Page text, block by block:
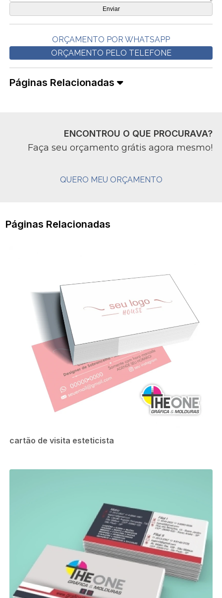
ORÇAMENTO POR WHATSAPP
ORÇAMENTO PELO TELEFONE
Páginas Relacionadas
ENCONTROU O QUE PROCURAVA?
Faça seu orçamento grátis agora mesmo!
QUERO MEU ORÇAMENTO
Páginas Relacionadas
cartão de visita esteticista